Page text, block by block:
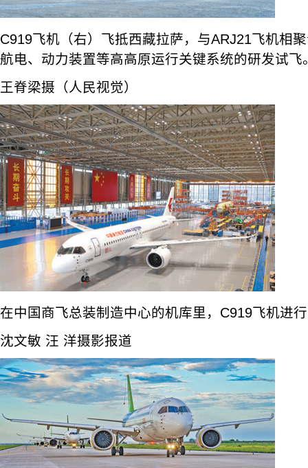
C919飞机（右）飞抵西藏拉萨，与ARJ21飞机相
航电、动力装置等高高原运行关键系统的研发试飞
王脊梁摄（人民视觉）
在中国商飞总装制造中心的机库里，C919飞机进
沈文敏 汪 洋摄影报道